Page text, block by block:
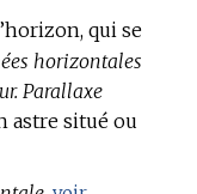
qui se
horizontales
Parallaxe
astre situé ou